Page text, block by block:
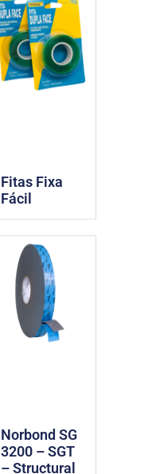
Fitas Fixa
Fácil
Norbond SG
3200 – SGT
– Structural